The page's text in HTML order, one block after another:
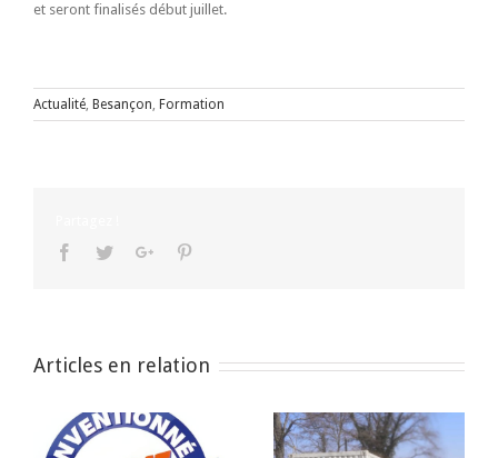
et seront finalisés début juillet.
Actualité, Besançon, Formation
Facebook
TwitterGoogle+
Articles en relation